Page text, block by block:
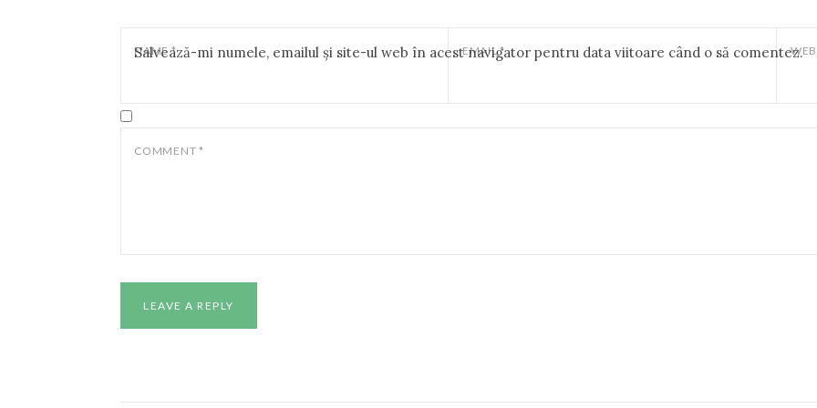
NAME* EMAIL*
Salvează-mi numele, emailul și site-ul web în acest navigator pentru data viitoare când o să comentez.
COMMENT *